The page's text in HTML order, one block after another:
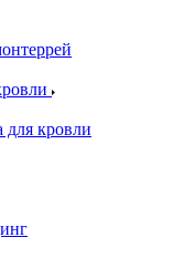
для кровли